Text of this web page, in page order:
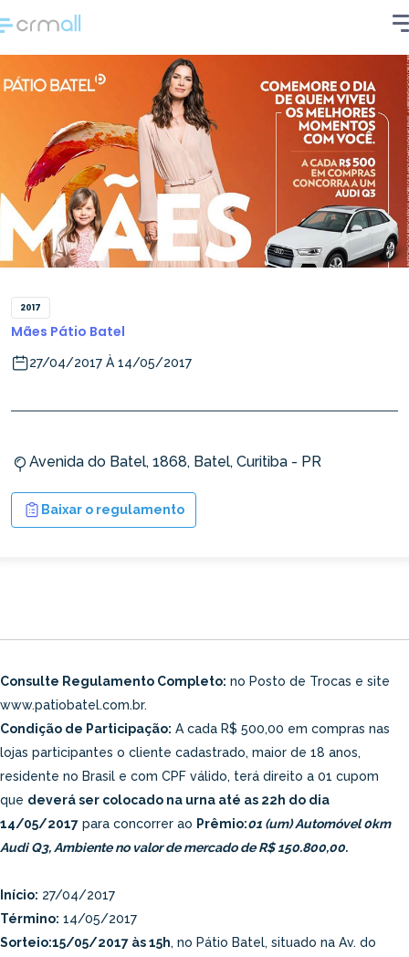
2017
Mães Pátio Batel
27/04/2017 À 14/05/2017
Avenida do Batel, 1868, Batel, Curitiba - PR
Baixar o regulamento
Consulte Regulamento Completo: no Posto de Trocas e site
www.patiobatel.com.br.
Condição de Participação: A cada R$ 500,00 em compras nas
lojas participantes o cliente cadastrado, maior de 18 anos,
residente no Brasil e com CPF válido, terá direito a 01 cupom
que deverá ser colocado na urna até as 22h do dia
14/05/2017 para concorrer ao Prêmio:01 (um) Automóvel 0km
Audi Q3, Ambiente no valor de mercado de R$ 150.800,00.
Início: 27/04/2017
Término: 14/05/2017
Sorteio:15/05/2017 às 15h, no Pátio Batel, situado na Av. do